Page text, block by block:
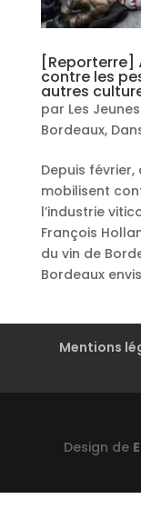
[Reporterre]
contre les
autres
par Les
Bordeaux,
Depuis
mobilisent
l’industrie
François
du vin de
Bordeaux
Mentions
Design de